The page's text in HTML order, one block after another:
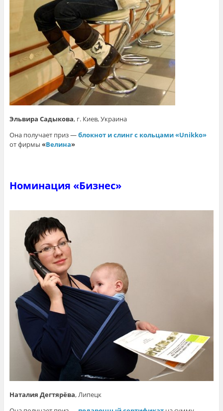
Эльвира Садыкова, г. Киев, Украина
Она получает приз —блокнот и слинг с кольцами «Unikko»
от фирмы «Велина»
Номинация «Бизнес»
Наталия Дегтярёва, Липецк